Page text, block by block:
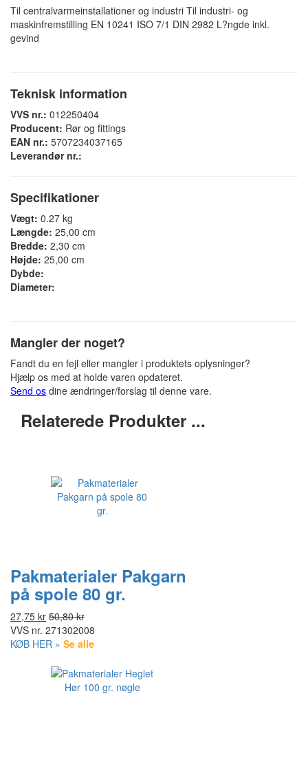
Til centralvarmeinstallationer og industri Til industri- og
maskinfremstilling EN 10241 ISO 7/1 DIN 2982 L?ngde inkl.
gevind
Teknisk information
VVS nr.: 012250404
Producent: Rør og fittings
EAN nr.: 5707234037165
Leverandør nr.:
Specifikationer
Vægt: 0.27 kg
Længde: 25,00 cm
Bredde: 2,30 cm
Højde: 25,00 cm
Dybde:
Diameter:
Mangler der noget?
Fandt du en fejl eller mangler i produktets oplysninger?
Hjælp os med at holde varen opdateret.
Send os dine ændringer/forslag til denne vare.
Relaterede Produkter ...
Pakmaterialer Pakgarn
på spole 80 gr.
27,75 kr 50,80 kr
VVS nr. 271302008
KØB HER » Se alle